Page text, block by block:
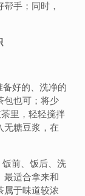
手；同时，
好的、洗净的
包也可；将少
里，轻轻搅拌
无糖豆浆，在
前、饭后、洗
最适合拿来和
属于味道较浓